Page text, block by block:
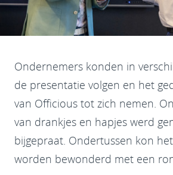
Ondernemers konden in
de presentatie volgen en het
van Officious tot zich nemen.
van drankjes en hapjes werd
bijgepraat. Ondertussen kon
worden bewonderd met een